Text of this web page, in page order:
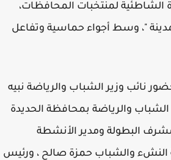
لمنتخبات المحافظات،
"، وسط أجواء حماسية وتفاعل
نائب وزير الشباب والرياضة نبيه
والرياضة بمحافظة الحديدة
البطولة ومدير الأنشطة
والشباب حمزة صالح ، ورئيس